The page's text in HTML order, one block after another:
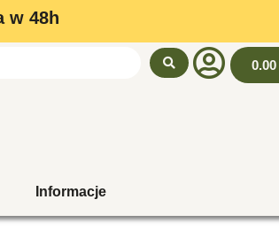
w 48h
0.00
Informacje